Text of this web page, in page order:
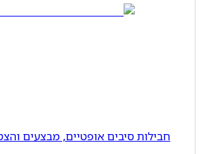
חבילות סיבים אופטיים, מבצעים